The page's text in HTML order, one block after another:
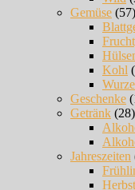
Gemüse (57)
Kohl
Geschenke
Getränk (28)
Jahreszeiten
Herbst